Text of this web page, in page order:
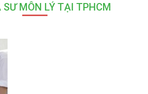
MÔN LÝ TẠI TPHCM